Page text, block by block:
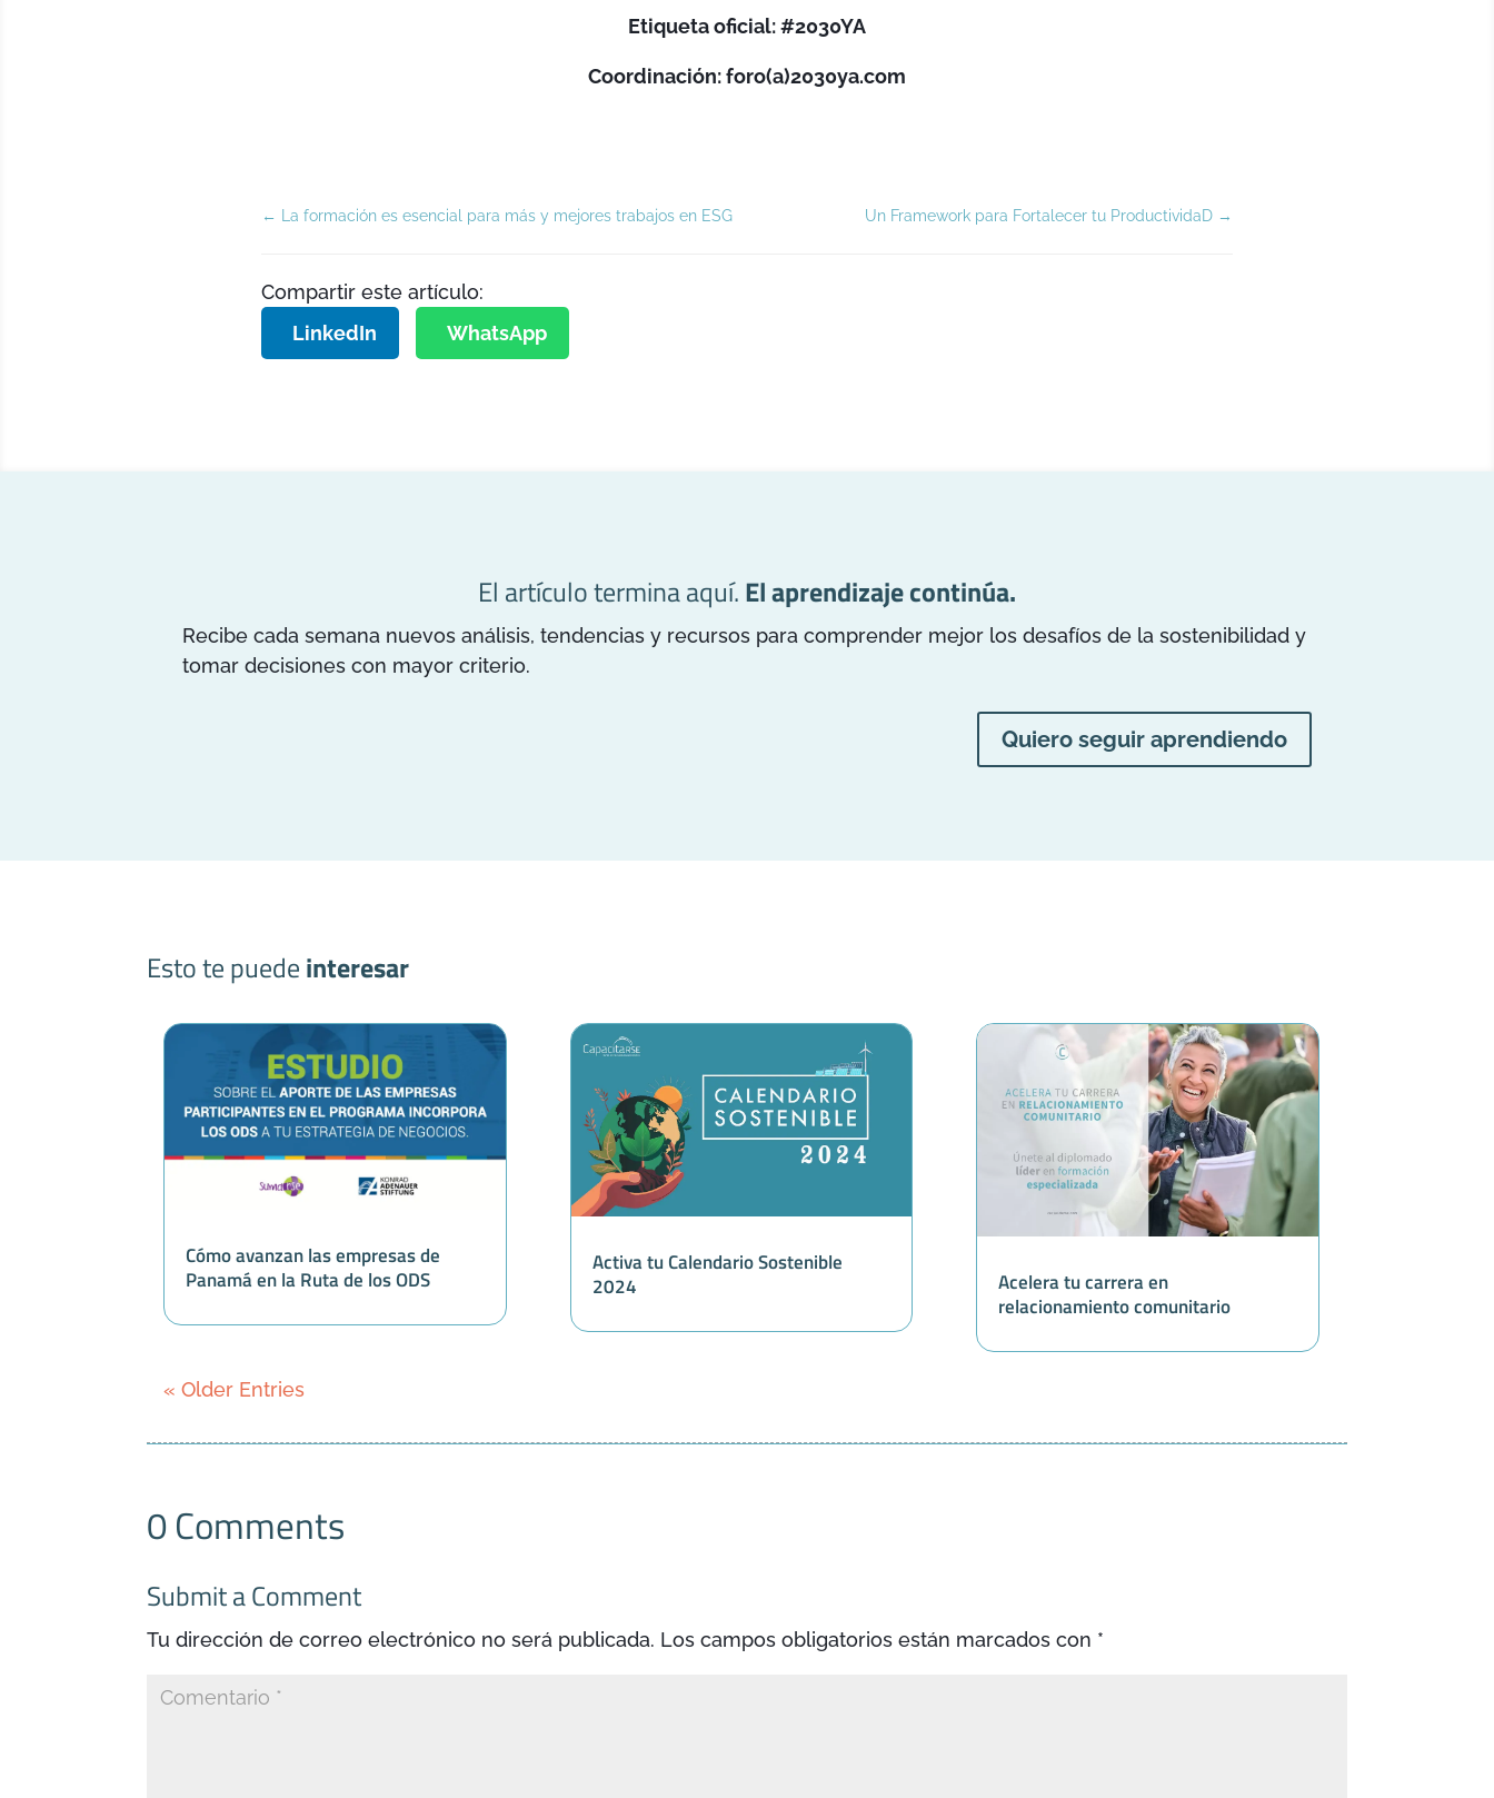
Etiqueta oficial: #2030YA
Coordinación: foro(a)2030ya.com
← La formación es esencial para más y mejores trabajos en ESG Un Framework para Fortalecer tu ProductividaD→
Compartir este artículo:
LinkedIn
WhatsApp
El artículo termina aquí.El aprendizaje continúa.
Recibe cada semana nuevos análisis, tendencias y recursos para comprender mejor los desafíos de la sostenibilidad y
tomar decisiones con mayor criterio.
Quiero seguir aprendiendo
Esto te puedeinteresar
Cómo avanzan las empresas de
Panamá en la Ruta de los ODS
Activa tu Calendario Sostenible
2024
Acelera tu carrera en
relacionamiento comunitario
« Older Entries
0 Comments
Submit a Comment
Tu dirección de correo electrónico no será publicada. Los campos obligatorios están marcados con *